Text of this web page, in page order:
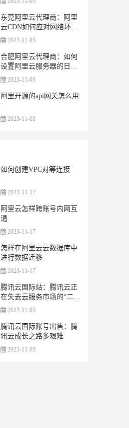
东莞阿里云代理商：阿里
云CDN如何应对网络环境
的动态变化和不稳定性？
2023-11-03
合肥阿里云代理商：如何
设置阿里云服务器的日志
监控和分析？
2023-11-03
阿里开源的api网关怎么用
2023-11-03
如何创建VPC对等连接
2023-11-17
阿里云怎样跨账号内网互
通
2023-11-17
怎样在阿里云云数据库中
进行数据迁移
2023-11-17
腾讯云国际站：腾讯云正
在失去云服务市场的“二把
手”地位
2023-11-03
腾讯云国际账号出售：腾
讯云成长之路多艰难
2023-11-03